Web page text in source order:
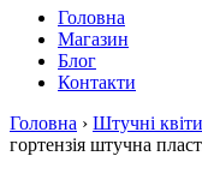
Головна
Магазин
Блог
Контакти
Головна › Штучні квіти
гортензія штучна